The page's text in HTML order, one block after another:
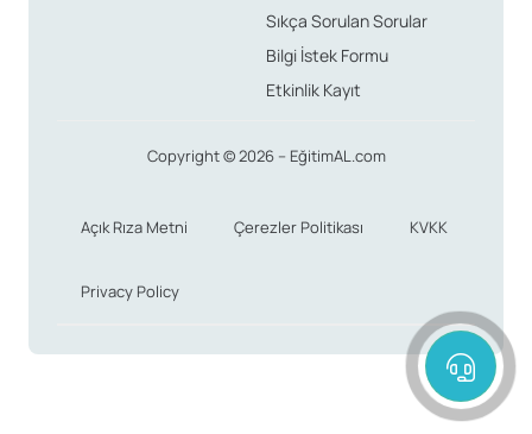
Sıkça Sorulan Sorular
Bilgi İstek Formu
Etkinlik Kayıt
Copyright © 2026 – EğitimAL.com
Açık Rıza Metni Çerezler Politikası KVKK
Privacy Policy